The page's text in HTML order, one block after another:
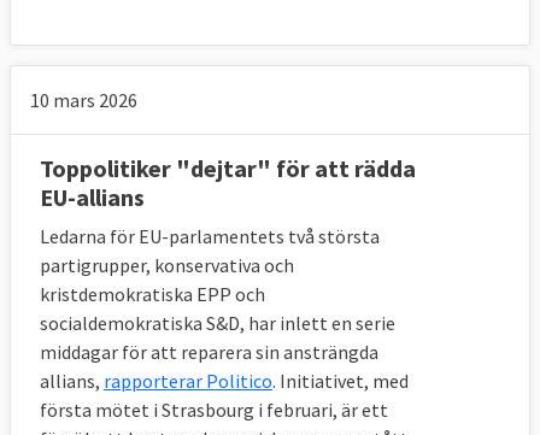
10 mars 2026
Toppolitiker "dejtar" för att rädda
EU-allians
Ledarna för EU-parlamentets två största
partigrupper, konservativa och
kristdemokratiska EPP och
socialdemokratiska S&D, har inlett en serie
middagar för att reparera sin ansträngda
allians, rapporterar Politico. Initiativet, med
första mötet i Strasbourg i februari, är ett